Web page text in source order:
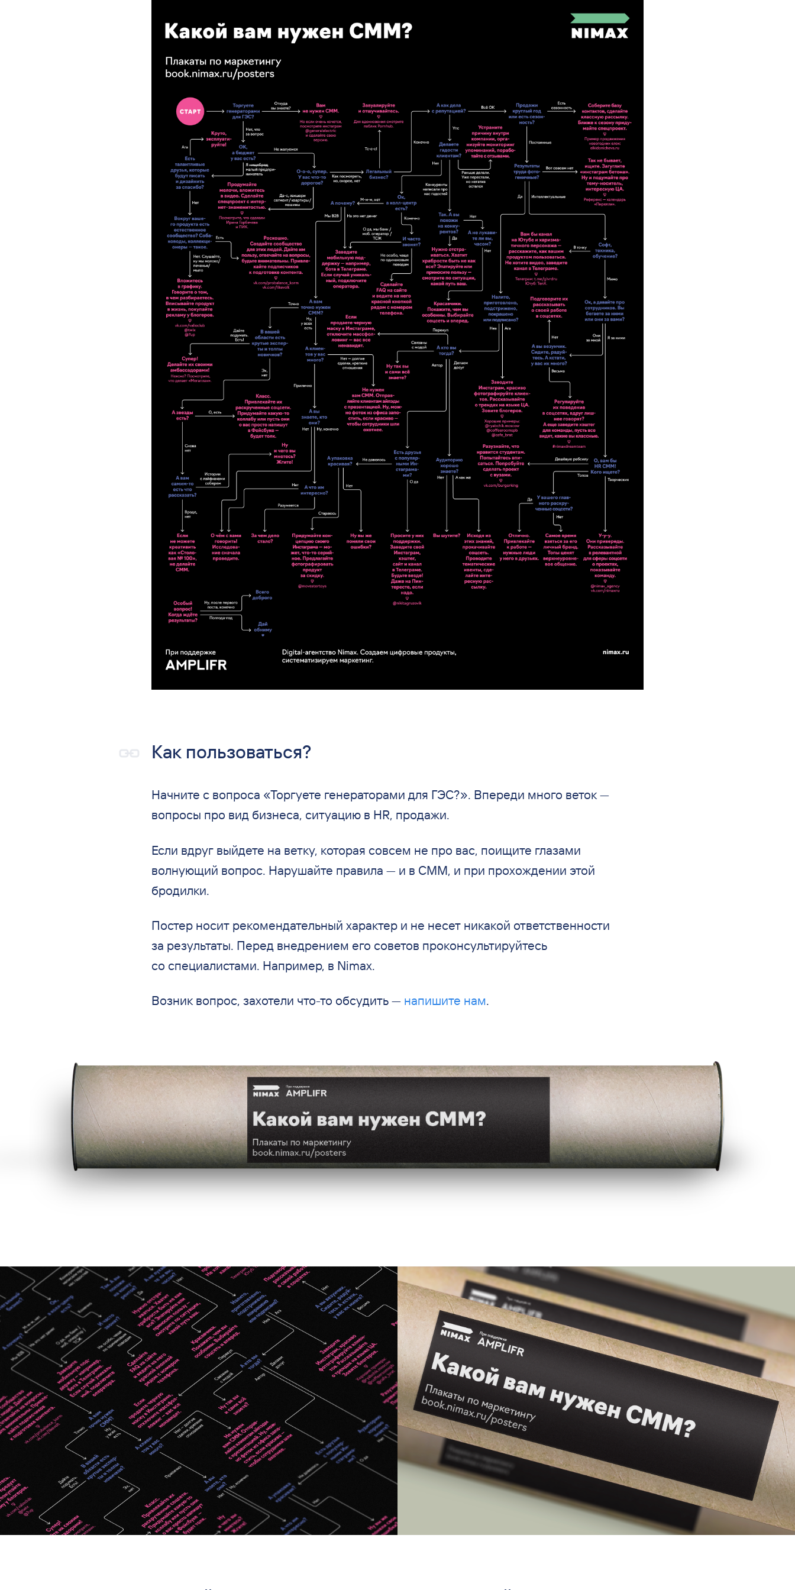
Как пользоваться?
Начните с вопроса «Торгуете генераторами для ГЭС?». Впереди много веток —
вопросы про вид бизнеса, ситуацию в HR, продажи.
Если вдруг выйдете на ветку, которая совсем не про вас, поищите глазами
волнующий вопрос. Нарушайте правила — и в СММ, и при прохождении этой
бродилки.
Постер носит рекомендательный характер и не несет никакой ответственности
за результаты. Перед внедрением его советов проконсультируйтесь
со специалистами. Например, в Nimax.
Возник вопрос, захотели что-то обсудить — напишите нам.